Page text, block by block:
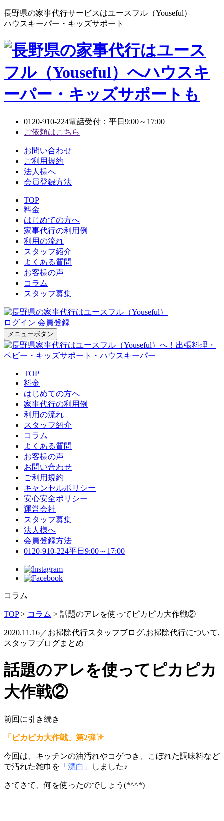
長野県の家事代行サービスはユースフル（Youseful）
ハウスキーパー・キッズサポート
0120-910-224電話受付：平日9:00～17:00
ご依頼はこちら
お問い合わせ
ご利用規約
法人様へ
会員登録方法
TOP
料金
はじめての方へ
家事代行の利用例
利用の流れ
スタッフ紹介
よくある質問
お客様の声
コラム
スタッフ募集
ログイン 会員登録
メニューボタン
TOP
料金
はじめての方へ
家事代行の利用例
利用の流れ
スタッフ紹介
コラム
よくある質問
お客様の声
お問い合わせ
ご利用規約
キャンセルポリシー
安心安全ポリシー
運営会社
スタッフ募集
法人様へ
会員登録方法
0120-910-224平日9:00～17:00
コラム
TOP> コラム > 話題のアレを使ってピカピカ大作戦②
2020.11.16／お掃除代行スタッフブログ,お掃除代行について,
スタッフブログまとめ
話題のアレを使ってピカピカ
大作戦②
前回に引き続き
「ピカピカ大作戦」第2弾
今回は、キッチンの油汚れやコゲつき、こぼれた調味料など
で汚れた雑巾を 「漂白」 しました♪
さてさて、何を使ったのでしょう(*^^*)